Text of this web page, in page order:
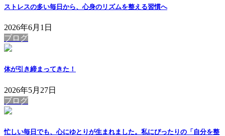
ストレスの多い毎日から、心身のリズムを整える習慣へ
2026年6月1日
ブログ
体が引き締まってきた！
2026年5月27日
ブログ
忙しい毎日でも、心にゆとりが生まれました。私にぴったりの「自分を整